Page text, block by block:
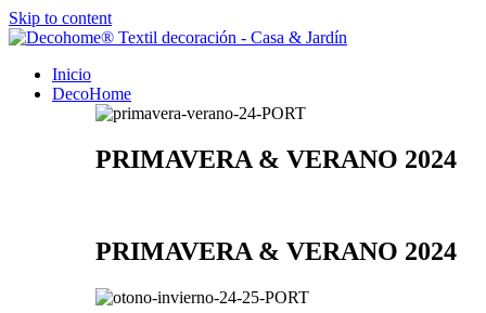
Skip to content
Inicio
DecoHome
PRIMAVERA & VERANO 2024
PRIMAVERA & VERANO 2024